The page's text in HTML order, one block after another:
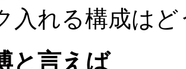
入れる構成は
と言えば